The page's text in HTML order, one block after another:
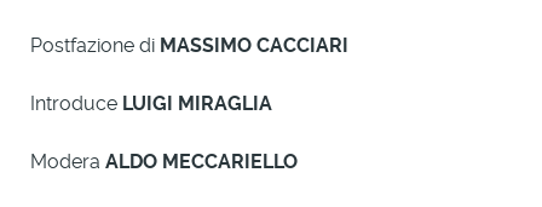
Postfazione di MASSIMO CACCIARI
Introduce LUIGI MIRAGLIA
Modera ALDO MECCARIELLO